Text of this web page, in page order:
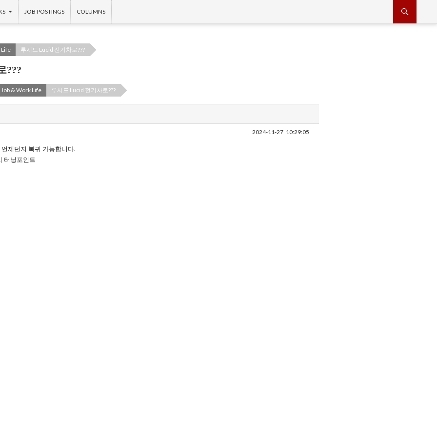
JOB POSTINGS COLUMNS
Life 루시드 Lucid 전기차로???
???
Job & Work Life 루시드 Lucid 전기차로???
2024-11-27 10:29:05
제던지 복귀 가능합니다.
터닝포인트